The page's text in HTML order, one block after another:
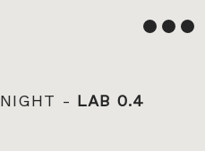
NIGHT - LAB 0.4